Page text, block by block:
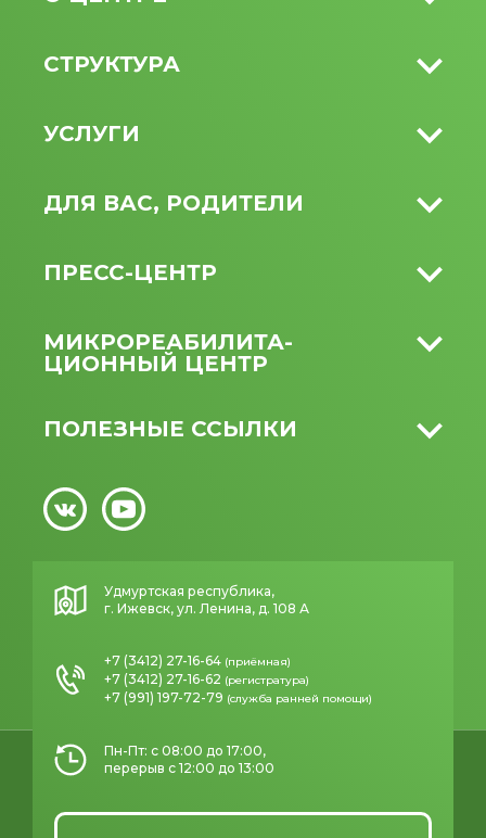
СТРУКТУРА
УСЛУГИ
ДЛЯ ВАС, РОДИТЕЛИ
ПРЕСС-ЦЕНТР
МИКРО­РЕАБИЛИТА­
ЦИОННЫЙ ЦЕНТР
ПОЛЕЗНЫЕ ССЫЛКИ
Удмуртская республика,
г. Ижевск, ул. Ленина, д. 108 А
+7 (3412) 27-16-64 (приёмная)
+7 (3412) 27-16-62 (регистратура)
+7 (991) 197-72-79 (служба ранней помощи)
Пн-Пт: с 08:00 до 17:00,
перерыв с 12:00 до 13:00